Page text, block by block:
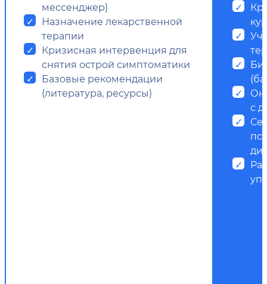
мессенджер)
Назначение лекарственной
терапии
Кризисная интервенция для
снятия острой симптоматики
Базовые рекомендации
(литература, ресурсы)
с